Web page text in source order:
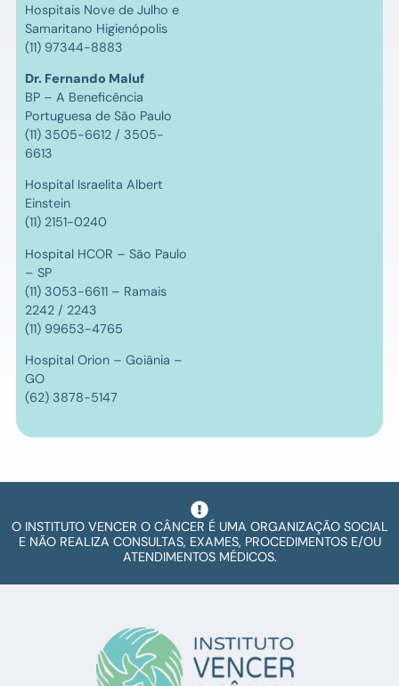
Hospitais Nove de Julho e
Samaritano Higienópolis
(11) 97344-8883
Dr. Fernando Maluf
BP – A Beneficência
Portuguesa de São Paulo
(11) 3505-6612 / 3505-
6613
Hospital Israelita Albert
Einstein
(11) 2151-0240
Hospital HCOR – São Paulo
– SP
(11) 3053-6611 – Ramais
2242 / 2243
(11) 99653-4765
Hospital Orion – Goiânia –
GO
(62) 3878-5147
O INSTITUTO VENCER O CÂNCER É UMA ORGANIZAÇÃO SOCIAL
E NÃO REALIZA CONSULTAS, EXAMES, PROCEDIMENTOS E/OU
ATENDIMENTOS MÉDICOS.